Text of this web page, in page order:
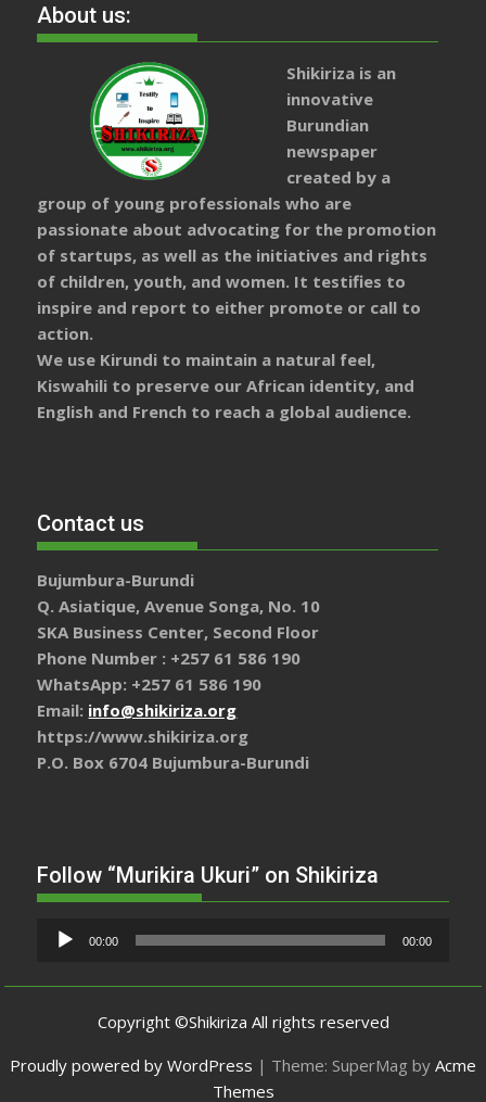
About us:
Shikiriza is an
innovative
Burundian
newspaper
created by a
group of young professionals who are
passionate about advocating for the promotion
of startups, as well as the initiatives and rights
of children, youth, and women. It testifies to
inspire and report to either promote or call to
action.
We use Kirundi to maintain a natural feel,
Kiswahili to preserve our African identity, and
English and French to reach a global audience.
Contact us
Bujumbura-Burundi
Q. Asiatique, Avenue Songa, No. 10
SKA Business Center, Second Floor
Phone Number : +257 61 586 190
WhatsApp: +257 61 586 190
Email: info@shikiriza.org
https://www.shikiriza.org
P.O. Box 6704 Bujumbura-Burundi
Follow “Murikira Ukuri” on Shikiriza
Lecteur 00:00 00:00
Copyright ©Shikiriza All rights reserved
Proudly powered by WordPress | Theme: SuperMag by Acme
Themes